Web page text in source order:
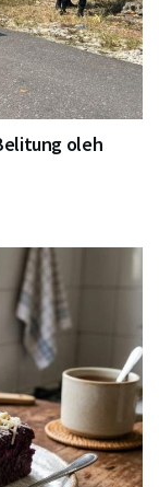
oleh